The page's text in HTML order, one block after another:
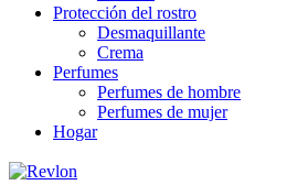
Protección del rostro
Desmaquillante
Crema
Perfumes
Perfumes de hombre
Perfumes de mujer
Hogar
Clic para ampliar